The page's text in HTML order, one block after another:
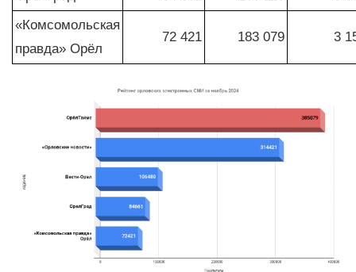
«Комсомольская
правда» Орёл
72 421 183 079 3